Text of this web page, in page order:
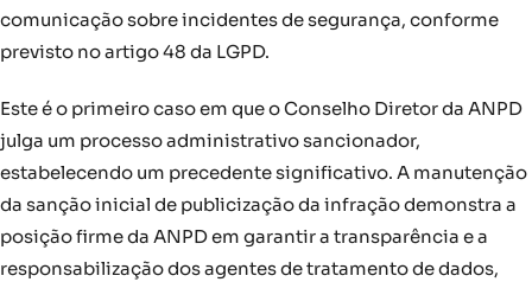
comunicação sobre incidentes de segurança, conforme
previsto no artigo 48 da LGPD.
Este é o primeiro caso em que o Conselho Diretor da ANPD
julga um processo administrativo sancionador,
estabelecendo um precedente significativo. A manutenção
da sanção inicial de publicização da infração demonstra a
posição firme da ANPD em garantir a transparência e a
responsabilização dos agentes de tratamento de dados,